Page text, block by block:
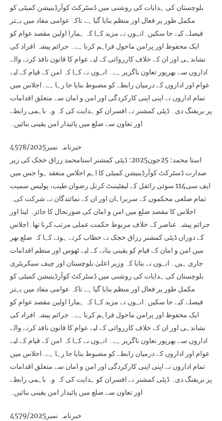
بلوچستان کی ہدایات کی روشنی میں ڈسٹرکٹ کوآرڈینیشن کمیٹی کو
مکمل طور پر فعال اور منظم بنایا گیا ہے تاکہ عوامی مفاد میں بہتر
فیصلے کیے جا سکیں۔انہوں نے مزید کہا کہ ہمارا اولین مقصد عوام کو
ایک محفوظ اور پرامن ماحول فراہم کرنا ہے۔ جرائم پیشہ افراد کی
نشاندہی اور ان کے خلاف کارروائی کے لیے عوام کا قانون نافذ کرنے والے
اداروں سے بھرپور تعاون ناگزیر ہے۔ انہوں نے کہا کہ امن کے قیام کے لیے
عوام اور اداروں کے درمیان رابطے کو مضبوط بنایا جا رہا ہے۔اجلاس میں
تمام اداروں نے اپنی اپنی کارکردگی اور امن و امان سے متعلق اقدامات
پر بریفنگ دی۔ ڈپٹی کمشنر نے افسران کو ہدایت کی کہ وہ باہمی رابطے
اور تعاون سے ضلع میں پائیدار امن یقینی بنائیں۔
خبرنامہ نمبر4578/2025
استا محمد: 25جون2025: ڈپٹی کمشنر استامحمد رزاق خجک کی زیر
صدارت ڈسٹرکٹ کوآرڈینیشن کمیٹی کا اہم اجلاس منعقد ہوا جس میں
ایف سی114 سوئی رائفل کے لیفٹیننٹ کرنل رضوان طیب، پولیس سمیت
تمام ضلعی محکموں کے سربراہان اور ان کے نمائندگان نے شرکت کی۔
اجلاس کا مقصد ضلع میں امن و امان کی صورتحال کا جائزہ لینا اور
جرائم پیشہ عناصر کے خلاف مربوط حکمت عملی مرتب کرنا تھا۔اجلاس
کے دوران ڈپٹی کمشنر رزاق خجک نے خطاب کرتے ہوئے کہا کہ ضلع بھر
میں امن و امان کے قیام کو یقینی بنانے کے لیے ٹھوس اور منظم اقدامات
جاری ہیں۔ انہوں نے بتایا کہ وزیر اعلیٰ بلوچستان اور چیف سیکریٹری
بلوچستان کی ہدایات کی روشنی میں ڈسٹرکٹ کوآرڈینیشن کمیٹی کو
مکمل طور پر فعال اور منظم بنایا گیا ہے تاکہ عوامی مفاد میں بہتر
فیصلے کیے جا سکیں۔انہوں نے مزید کہا کہ ہمارا اولین مقصد عوام کو
ایک محفوظ اور پرامن ماحول فراہم کرنا ہے۔ جرائم پیشہ افراد کی
نشاندہی اور ان کے خلاف کارروائی کے لیے عوام کا قانون نافذ کرنے والے
اداروں سے بھرپور تعاون ناگزیر ہے۔ انہوں نے کہا کہ امن کے قیام کے لیے
عوام اور اداروں کے درمیان رابطے کو مضبوط بنایا جا رہا ہے۔اجلاس میں
تمام اداروں نے اپنی اپنی کارکردگی اور امن و امان سے متعلق اقدامات
پر بریفنگ دی۔ ڈپٹی کمشنر نے افسران کو ہدایت کی کہ وہ باہمی رابطے
اور تعاون سے ضلع میں پائیدار امن یقینی بنائیں۔
خبرنامہ نمبر4579/2025